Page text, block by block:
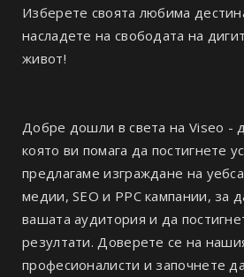
Изберете своята любима
насладете на свободата на
живот!
Добре дошли в света на Viseo -
която ви помага да постигнете
предлагаме изграждане на
медии, SEO и PPC кампании, за
вашата аудитория и да
резултати. Доверете се на
професионалисти и започнете